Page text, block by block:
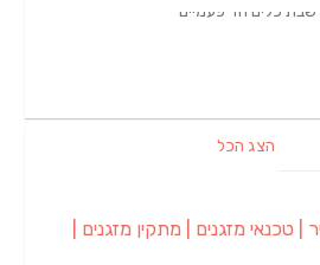
הצג הכל
| טכנאי מזגנים | מתקין מזגנים |